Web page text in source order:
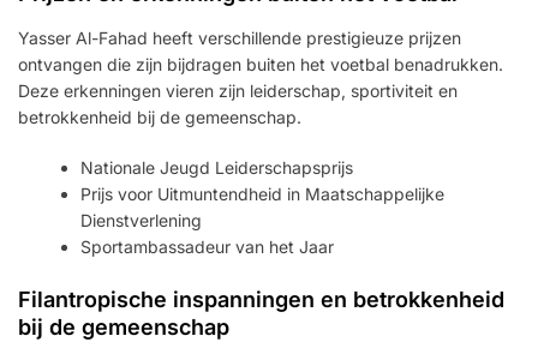
Yasser Al-Fahad heeft verschillende prestigieuze prijzen
ontvangen die zijn bijdragen buiten het voetbal benadrukken.
Deze erkenningen vieren zijn leiderschap, sportiviteit en
betrokkenheid bij de gemeenschap.
Nationale Jeugd Leiderschapsprijs
Prijs voor Uitmuntendheid in Maatschappelijke
Dienstverlening
Sportambassadeur van het Jaar
Filantropische inspanningen en betrokkenheid
bij de gemeenschap